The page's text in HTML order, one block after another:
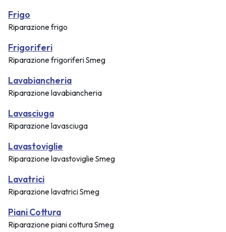
Frigo
Riparazione frigo
Frigoriferi
Riparazione frigoriferi Smeg
Lavabiancheria
Riparazione lavabiancheria
Lavasciuga
Riparazione lavasciuga
Lavastoviglie
Riparazione lavastoviglie Smeg
Lavatrici
Riparazione lavatrici Smeg
Piani Cottura
Riparazione piani cottura Smeg